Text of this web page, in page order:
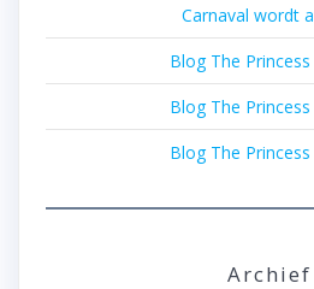
Carnaval wordt
Blog The
Blog The
Blog The
Archief